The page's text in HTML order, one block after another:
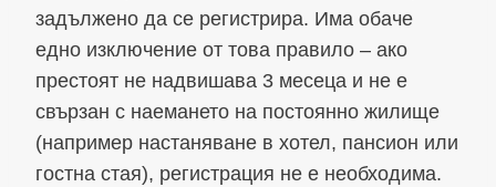
задължено да се регистрира. Има обаче
едно изключение от това правило – ако
престоят не надвишава 3 месеца и не е
свързан с наемането на постоянно жилище
(например настаняване в хотел, пансион или
гостна стая), регистрация не е необходима.